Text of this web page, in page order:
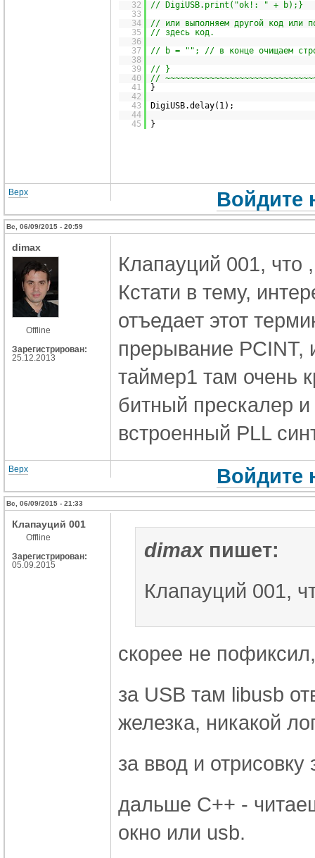
32
// DigiUSB.print("ok!: " + b);}
33
34
// или выполняем другой код или
35
// здесь код.
36
37
// b = ""; // в конце очищаем
38
39
// }
40
//
41
}
42
43
DigiUSB.delay(1);
44
45
}
Верх Войдите
Вс, 06/09/2015 - 20:59
dimax
Offline
Зарегистрирован:
25.12.2013
Клапауций 001, что
Кстати в тему,
отъедает этот
прерывание PCINT,
таймер1 там очень
битный прескалер и
встроенный PLL
Верх Войдите
Вс, 06/09/2015 - 21:33
Клапауций 001
Offline
Зарегистрирован:
05.09.2015
dimaxпишет:
Клапауций 001,
скорее не
за USB там libusb
железка, никакой
за ввод и
дальше C++ -
окно или usb.